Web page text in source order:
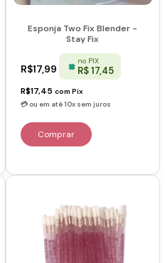
Esponja Two Fix Blender -
Stay Fix
R$17,99
no PIX
R$ 17,45
R$17,45 com Pix